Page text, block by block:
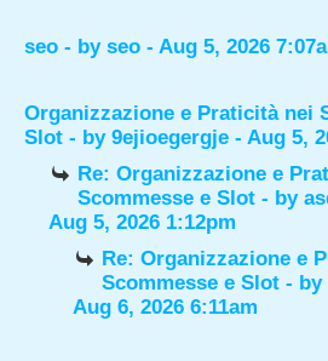
seo - by seo - Aug 5, 2026
Organizzazione e Praticità nei
Slot - by 9ejioegergje - Aug 5,
Re: Organizzazione e
Scommesse e Slot - by
Aug 5, 2026 1:12pm
Re: Organizzazione e
Scommesse e Slot - by
Aug 6, 2026 6:11am